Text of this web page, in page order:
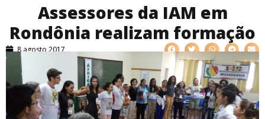
Assessores da IAM em
Rondônia realizam formação
8 agosto 2017